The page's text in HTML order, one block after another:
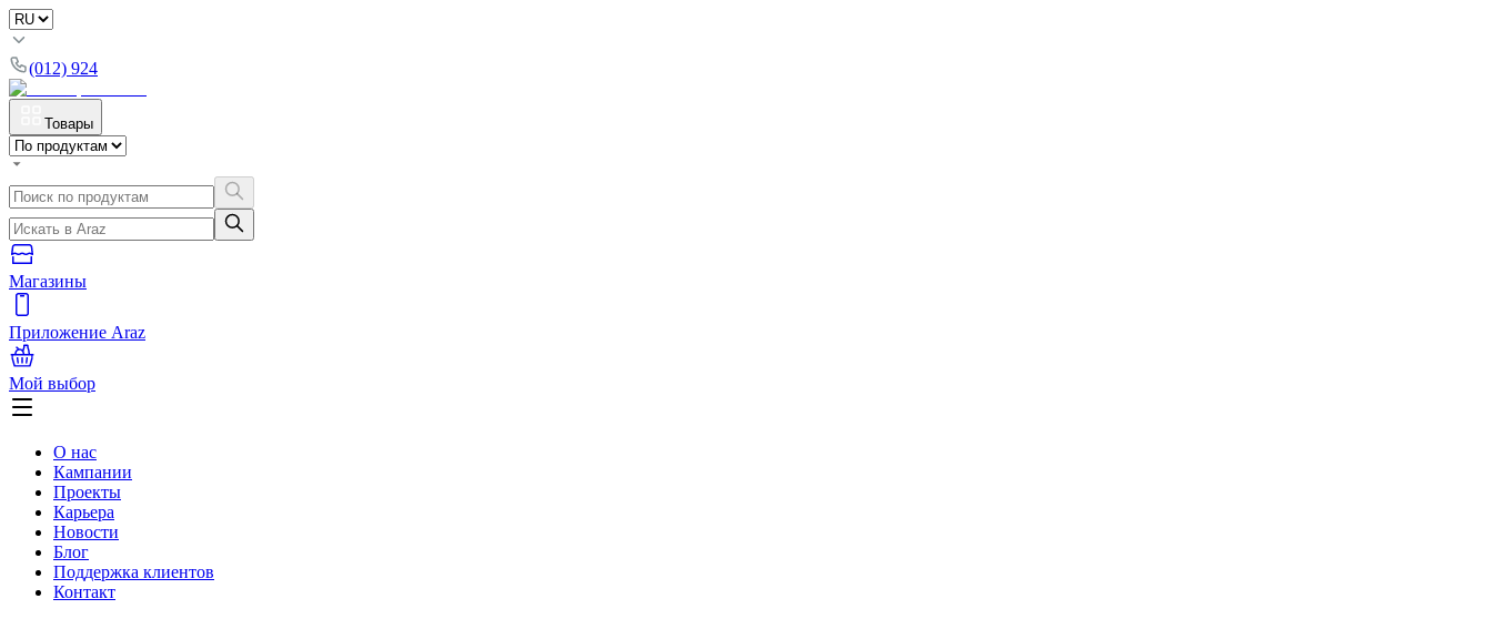
(012) 924
Товары
Магазины
Приложение Araz
Мой выбор
О нас
Кампании
Проекты
Карьера
Новости
Блог
Поддержка клиентов
Контакт